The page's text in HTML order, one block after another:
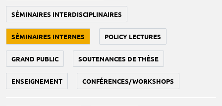
SÉMINAIRES INTERDISCIPLINAIRES
SÉMINAIRES INTERNES POLICY LECTURES
GRAND PUBLIC SOUTENANCES DE THÈSE
ENSEIGNEMENT CONFÉRENCES/WORKSHOPS